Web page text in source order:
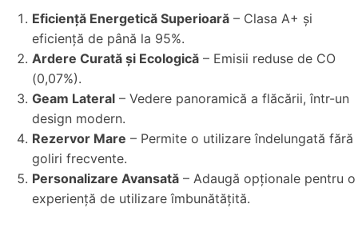
Eficiență Energetică Superioară – Clasa A+ și
eficiență de până la 95%.
Ardere Curată și Ecologică – Emisii reduse de CO
(0,07%).
Geam Lateral – Vedere panoramică a flăcării, într-un
design modern.
Rezervor Mare – Permite o utilizare îndelungată fără
goliri frecvente.
Personalizare Avansată – Adaugă opționale pentru o
experiență de utilizare îmbunătățită.